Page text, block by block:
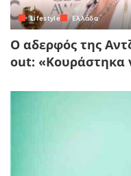
Lifestyle Ελλάδα
Ο αδερφός της
out: «Κουράστηκα